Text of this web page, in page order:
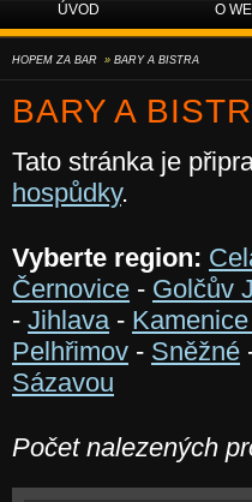
ÚVOD O
HOPEM ZA BAR » BARY A BISTRA
BARY A
Tato stránka je
hospůdky.
Vyberte region:
Černovice - Golčův
- Jihlava-
Pelhřimov - Sněžné
Sázavou
Počet nalezených